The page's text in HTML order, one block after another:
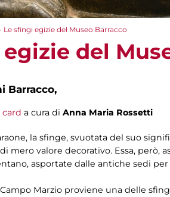
Le sfingi egizie del Museo Barracco
del
Barracco,
card a cura di Anna Maria Rossetti
la sfinge, svuotata del suo
mero valore decorativo. Essa, però,
asportate dalle antiche sedi
Marzio proviene una delle